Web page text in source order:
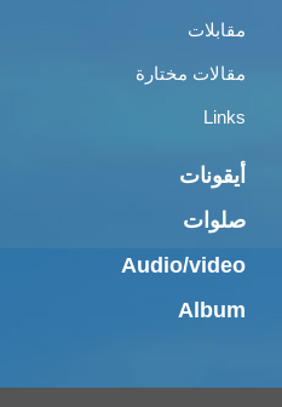
مقابلات
مقالات مختارة
Links
أيقونات
صلوات
Audio/video
Album